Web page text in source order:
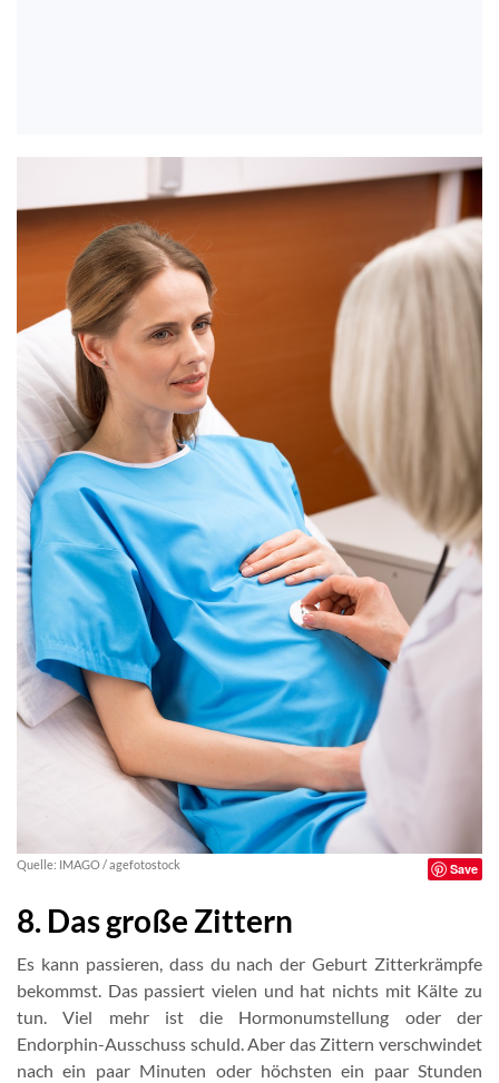
Quelle: IMAGO / agefotostock Save
8. Das große Zittern
Es kann passieren, dass du nach der Geburt Zitterkrämpfe
bekommst. Das passiert vielen und hat nichts mit Kälte zu
tun. Viel mehr ist die Hormonumstellung oder der
Endorphin-Ausschuss schuld. Aber das Zittern verschwindet
nach ein paar Minuten oder höchsten ein paar Stunden